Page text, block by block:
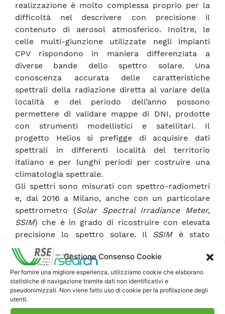
Gestione Consenso Cookie
Per fornire una migliore esperienza, utilizziamo cookie che elaborano
statistiche di navigazione tramite dati non identificativi e
pseudonimizzati. Non viene fatto uso di cookie per la profilazione degli
utenti.
realizzazione è molto complessa proprio per la
difficoltà nel descrivere con precisione il
contenuto di aerosol atmosferico. Inoltre, le
celle multi-giunzione utilizzate negli impianti
CPV rispondono in maniera differenziata a
diverse bande dello spettro solare. Una
conoscenza accurata delle caratteristiche
spettrali della radiazione diretta al variare della
località e del periodo dell’anno possono
permettere di validare mappe di DNI, prodotte
con strumenti modellistici e satellitari. Il
progetto Helios si prefigge di acquisire dati
spettrali in differenti località del territorio
italiano e per lunghi periodi per costruire una
climatologia spettrale.
Gli spettri sono misurati con spettro-radiometri
e, dal 2016 a Milano, anche con un particolare
spettrometro (Solar Spectral Irradiance Meter,
SSIM) che è in grado di ricostruire con elevata
precisione lo spettro solare. Il SSIMè stato
validato durante una
organizzata da JRC presso ENEA Trisaia, ed è
stato utilizzato per testare un sistema
d’inversione degli spettri solari al fine di calcolare
i parametri meteorologici (temperatura e
pressione superficiale, contenuto colonnare di